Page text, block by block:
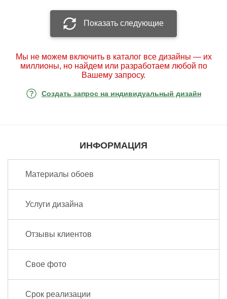
Показать следующие
Мы не можем включить в каталог все дизайны — их
миллионы, но найдем или разработаем любой по
Вашему запросу.
Создать запрос на индивидуальный дизайн
ИНФОРМАЦИЯ
Материалы обоев
Услуги дизайна
Отзывы клиентов
Свое фото
Срок реализации